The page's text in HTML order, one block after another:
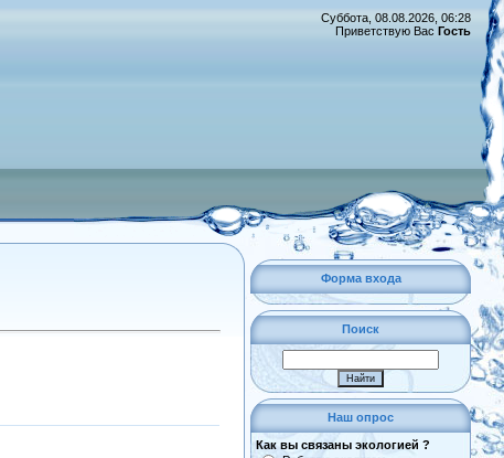
Суббота, 08.08.2026, 06:28
Приветствую Вас Гость
Форма входа
Поиск
Наш опрос
Как вы связаны экологией ?